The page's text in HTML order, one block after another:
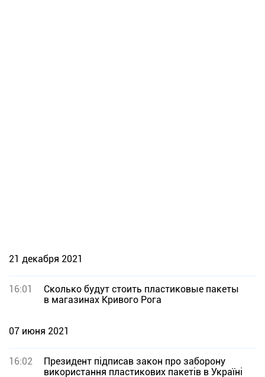
21 декабря 2021
16:01
Сколько будут стоить пластиковые пакеты
в магазинах Кривого Рога
07 июня 2021
16:02
Президент підписав закон про заборону
використання пластикових пакетів в Україні